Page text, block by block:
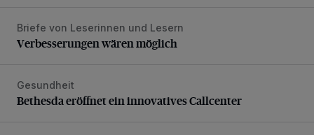
Verbesserungen wären möglich
Briefe von Leserinnen und Lesern
Verbesserungen wären möglich
Bethesda eröffnet ein innovatives Callcenter
Gesundheit
Bethesda eröffnet ein innovatives Callcenter